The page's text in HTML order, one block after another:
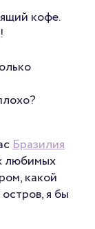
кофе.
Бразилия
любимых
какой
я бы